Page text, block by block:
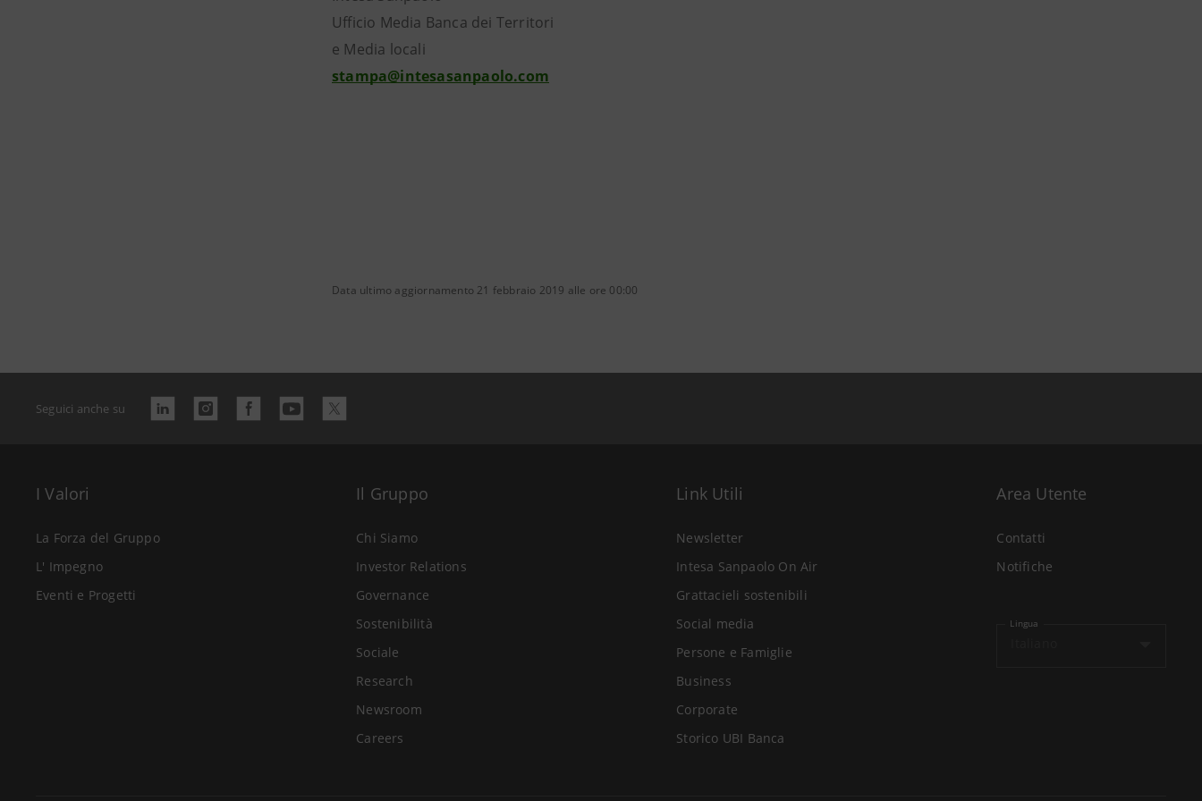
Ufficio Media Banca dei Territori
e Media locali
stampa@intesasanpaolo.com
Data ultimo aggiornamento 21 febbraio 2019 alle ore 00:00
Seguici anche su
I Valori
La Forza del Gruppo
L' Impegno
Eventi e Progetti
Il Gruppo
Chi Siamo
Investor Relations
Governance
Sostenibilità
Sociale
Research
Newsroom
Careers
Link Utili
Newsletter
Intesa Sanpaolo On Air
Grattacieli sostenibili
Social media
Persone e Famiglie
Business
Corporate
Storico UBI Banca
Area Utente
Contatti
Notifiche
Lingua